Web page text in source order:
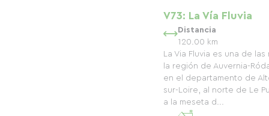
V73: La Vía Fluvia
Distancia
120.00 km
La Via Fluvia es una de
la región de Auvernia-
en el departamento de
sur-Loire, al norte de Le
a la meseta d...